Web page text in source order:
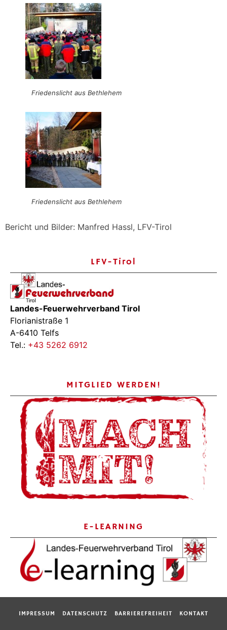
Friedenslicht aus Bethlehem
Friedenslicht aus Bethlehem
Bericht und Bilder: Manfred Hassl, LFV-Tirol
LFV-Tirol
Landes-Feuerwehrverband Tirol
Florianistraße 1
A-6410 Telfs
Tel.: +43 5262 6912
MITGLIED WERDEN!
E-LEARNING
IMPRESSUM DATENSCHUTZ BARRIEREFREIHEIT KONTAKT